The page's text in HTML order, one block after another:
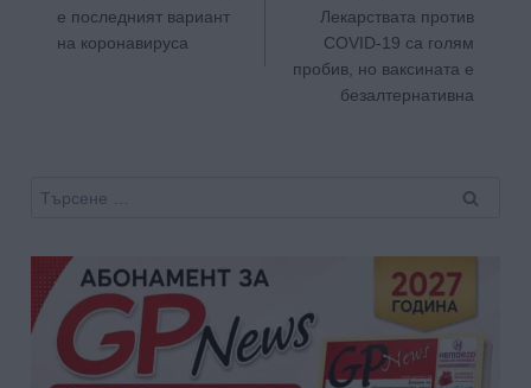
е последният вариант
на коронавируса
Лекарствата против
COVID-19 са голям
пробив, но ваксината е
безалтернативна
Търсене